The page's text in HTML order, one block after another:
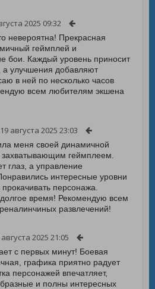
2025 09:32
невероятна! Прекрасная
геймплей и
бои. Каждый уровень приносит
а улучшения добавляют
в ней по несколько часов
всем любителям экшена
19 августа 2025 23:03
меня своей динамичной
геймплеем.
глаз, а управление
интересные уровни
персонажа.
долгое время! Рекомендую всем
развлечений!
августа 2025 21:05
с первых минут! Боевая
графика приятно радует
персонажей впечатляет,
и полны интересных